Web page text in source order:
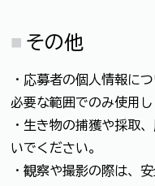
その他
・応募者の個人情報に
必要な範囲でのみ使用
・生き物の捕獲や採取
いでください。
・観察や撮影の際は、